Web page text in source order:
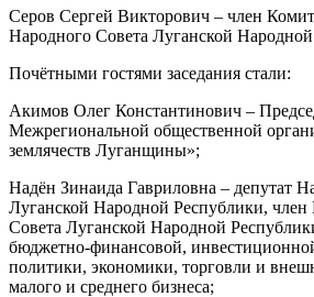
Серов Сергей Викторович – член
Народного Совета Луганской
Почётными гостями заседания стали:
Акимов Олег Константинович –
Межрегиональной общественной
землячеств Луганщины»;
Надён Зинаида Гавриловна – депутат
Луганской Народной Республики, член
Совета Луганской Народной
бюджетно-финансовой,
политики, экономики, торговли и
малого и среднего бизнеса;